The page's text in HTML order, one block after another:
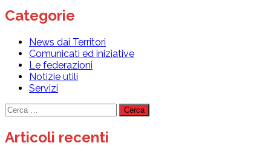
Categorie
News dai Territori
Comunicati ed iniziative
Le federazioni
Notizie utili
Servizi
Ricerca
per:
Articoli recenti